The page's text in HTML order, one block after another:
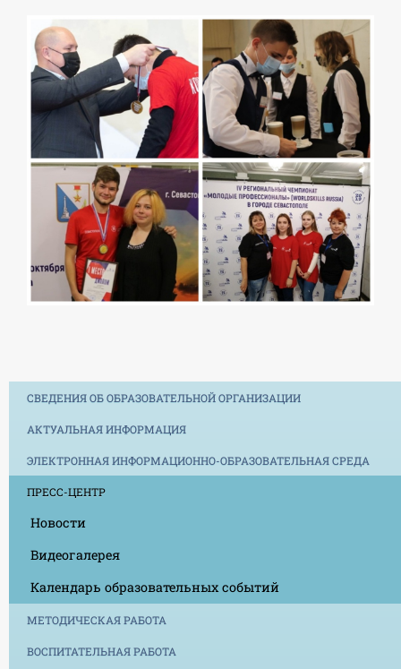
СВЕДЕНИЯ ОБ ОБРАЗОВАТЕЛЬНОЙ ОРГАНИЗАЦИИ
АКТУАЛЬНАЯ ИНФОРМАЦИЯ
ЭЛЕКТРОННАЯ ИНФОРМАЦИОННО-ОБРАЗОВАТЕЛЬНАЯ СРЕДА
ПРЕСС-ЦЕНТР
Новости
Видеогалерея
Календарь образовательных событий
МЕТОДИЧЕСКАЯ РАБОТА
ВОСПИТАТЕЛЬНАЯ РАБОТА